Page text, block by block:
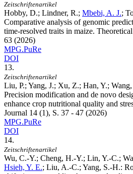
Zeitschriftenartikel
Hobby, D.; Lindner, R.; Mbebi, A. J.;
Comparative analysis of genomic
time-resolved traits in maize.
63 (2026)
MPG.PuRe
DOI
13.
Zeitschriftenartikel
Liu, P.; Yang, J.; Xu, Z.; Han, Y.; Wang,
Precision modification and de novo
enhance crop nutritional quality and
Journal 14 (1), S. 37 - 47 (2026)
MPG.PuRe
DOI
14.
Zeitschriftenartikel
Wu, C.-Y.; Cheng, H.-Y.; Lin, Y.-C.;
Hsieh, Y. E.; Liu, A.-C.; Yang, S.-H.: